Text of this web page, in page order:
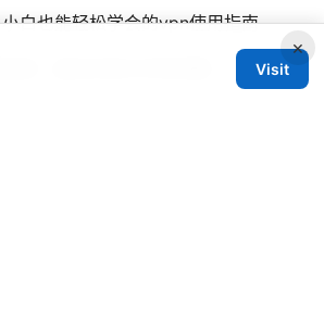
白也能轻松学会的vpn使用指南
南、最佳实践与风险规避
×
Visit